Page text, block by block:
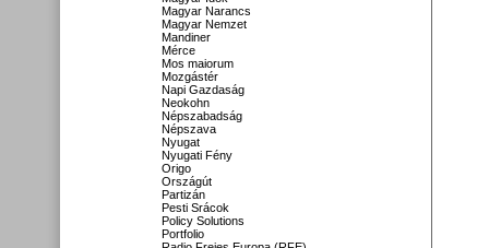
Magyar Narancs
Magyar Nemzet
Mandiner
Mérce
Mos maiorum
Mozgástér
Napi Gazdaság
Neokohn
Népszabadság
Népszava
Nyugat
Nyugati Fény
Origo
Országút
Partizán
Pesti Srácok
Policy Solutions
Portfolio